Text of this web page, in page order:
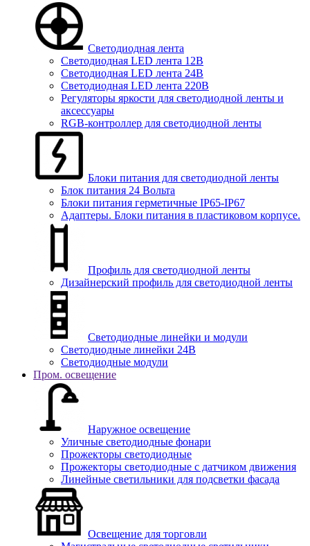
Светодиодная лента
Светодиодная LED лента 12В
Светодиодная LED лента 24В
Светодиодная LED лента 220В
Регуляторы яркости для светодиодной ленты и
аксессуары
RGB-контроллер для светодиодной ленты
Блоки питания для светодиодной ленты
Блок питания 24 Вольта
Блоки питания герметичные IP65-IP67
Адаптеры. Блоки питания в пластиковом корпусе.
Профиль для светодиодной ленты
Дизайнерский профиль для светодиодной ленты
Светодиодные линейки и модули
Светодиодные линейки 24В
Светодиодные модули
Пром. освещение
Наружное освещение
Уличные светодиодные фонари
Прожекторы светодиодные
Прожекторы светодиодные с датчиком движения
Линейные светильники для подсветки фасада
Освещение для торговли